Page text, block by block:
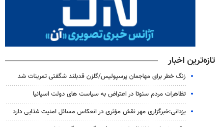
تازه‌ترین اخبار
زنگ خطر برای مهاجمان پرسپولیس/گلزن قدبلند شگفتی تمرینات شد
تظاهرات مردم سئوتا در اعتراض به سیاست های دولت اسپانیا
یزدانی:خبرگزاری مهر نقش مؤثری در انعکاس مسائل امنیت غذایی دارد